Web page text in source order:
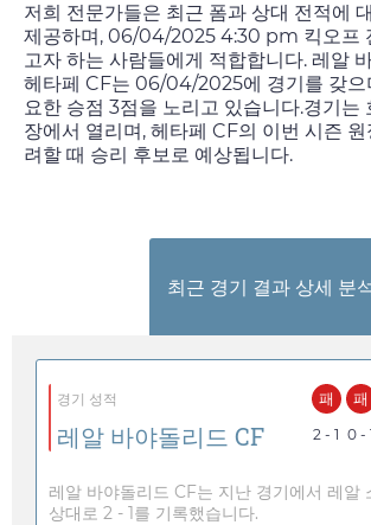
저희 전문가들은 최근 폼과 상대 전적에
제공하며, 06/04/2025 4:30 pm 킥오프
고자 하는 사람들에게 적합합니다. 레알
헤타페 CF는 06/04/2025에 경기를 갖
요한 승점 3점을 노리고 있습니다.경기는
장에서 열리며, 헤타페 CF의 이번 시즌
려할 때 승리 후보로 예상됩니다.
최근 경기 결과 상세 분
경기 성적
레알 바야돌리드 CF
패
2 - 1
패
0 -
레알 바야돌리드 CF는 지난 경기에서 레알
상대로 2 - 1를 기록했습니다.